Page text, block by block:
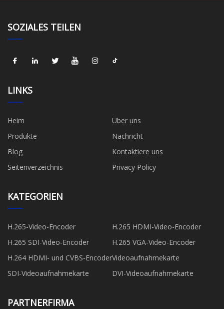
SOZIALES TEILEN
LINKS
Heim
Über uns
Produkte
Nachricht
Blog
Kontaktiere uns
Seitenverzeichnis
Privacy Policy
KATEGORIEN
H.265-Video-Encoder
H.265 HDMI-Video-Encoder
H.265 SDI-Video-Encoder
H.265 VGA-Video-Encoder
H.264 HDMI- und CVBS-EncoderVideoaufnahmekarte
SDI-Videoaufnahmekarte
DVI-Videoaufnahmekarte
PARTNERFIRMA